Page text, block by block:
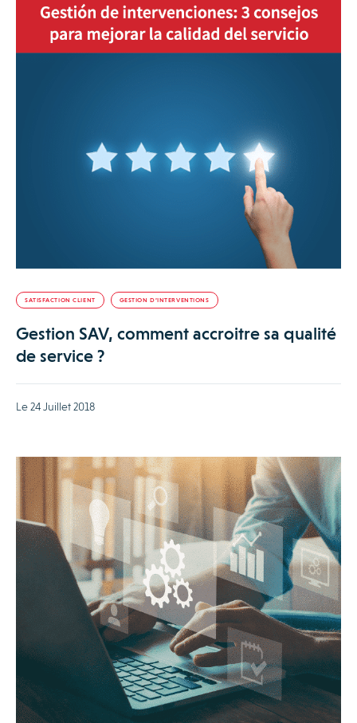
SATISFACTION CLIENT GESTION D’INTERVENTIONS
Gestion SAV, comment accroitre sa qualité
de service ?
Le 24 Juillet 2018